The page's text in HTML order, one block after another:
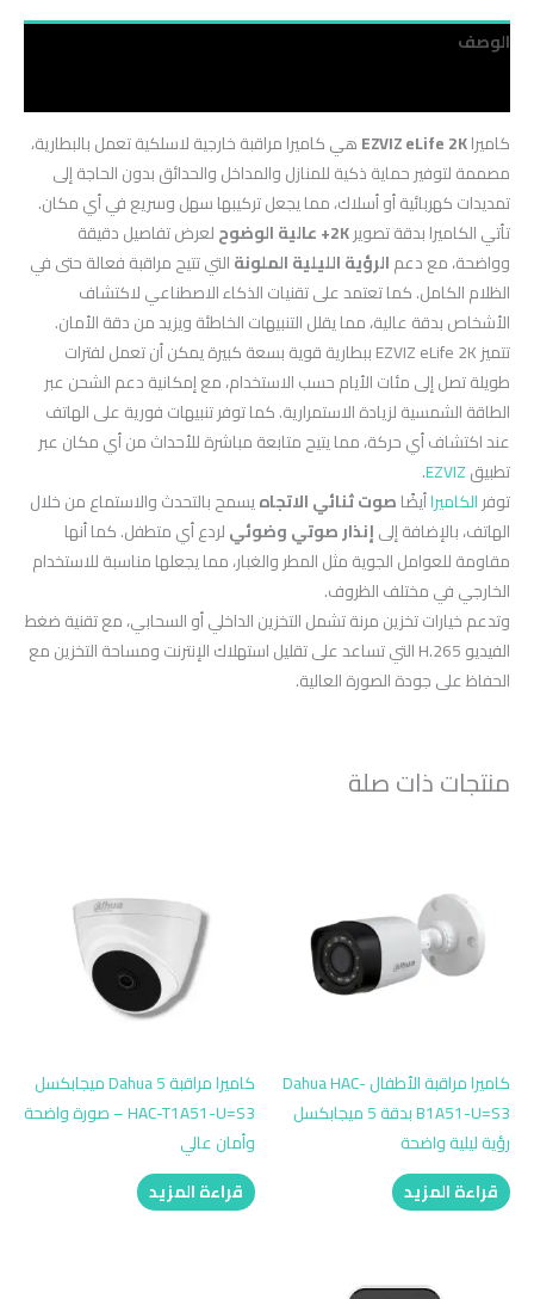
الوصف
كاميراEZVIZ eLife 2Kهي كاميرا مراقبة خارجية لاسلكية تعمل بالبطارية،
مصممة لتوفير حماية ذكية للمنازل والمداخل والحدائق بدون الحاجة إلى
تمديدات كهربائية أو أسلاك، مما يجعل تركيبها سهل وسريع في أي مكان.
تأتي الكاميرا بدقة تصوير2K+ عالية الوضوح
لعرض تفاصيل دقيقة
وواضحة، مع دعمالرؤية الليلية الملونةالتي تتيح مراقبة فعالة حتى في
الظلام الكامل. كما تعتمد على تقنيات الذكاء الاصطناعي لاكتشاف
الأشخاص بدقة عالية، مما يقلل التنبيهات الخاطئة ويزيد من دقة الأمان.
تتميز EZVIZ eLife 2K ببطارية قوية بسعة كبيرة يمكن أن تعمل لفترات
طويلة تصل إلى مئات الأيام حسب الاستخدام، مع إمكانية دعم الشحن عبر
الطاقة الشمسية لزيادة الاستمرارية. كما توفر تنبيهات فورية على الهاتف
عند اكتشاف أي حركة، مما يتيح متابعة مباشرة للأحداث من أي مكان عبر
تطبيقEZVIZ
.
توفرالكاميراأيضًاصوت ثنائي الاتجاهيسمح بالتحدث والاستماع من خلال
الهاتف، بالإضافة إلىإنذار صوتي وضوئيلردع أي متطفل. كما أنها
مقاومة للعوامل الجوية مثل المطر والغبار، مما يجعلها مناسبة للاستخدام
الخارجي في مختلف الظروف.
وتدعم خيارات تخزين مرنة تشمل التخزين الداخلي أو السحابي، مع تقنية ضغط
الفيديو H.265 التي تساعد على تقليل استهلاك الإنترنت ومساحة التخزين مع
الحفاظ على جودة الصورة العالية.
منتجات ذات صلة
كاميرا مراقبة الأطفال Dahua HAC-
B1A51-U=S3 بدقة 5 ميجابكسل
رؤية ليلية واضحة
قراءة المزيد
كاميرا مراقبة Dahua 5 ميجابكسل
HAC-T1A51-U=S3 – صورة واضحة
وأمان عالي
قراءة المزيد